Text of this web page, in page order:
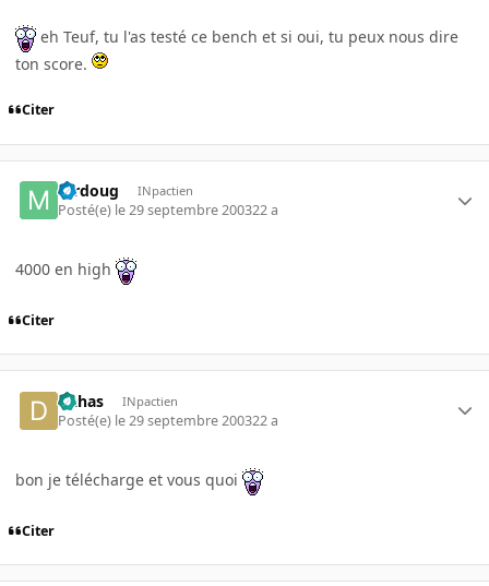
eh Teuf, tu l'as testé ce bench et si oui, tu peux nous dire
ton score.
Citer
mrdoug INpactien
Posté(e) le 29 septembre 200322 a
4000 en high
Citer
Dahas INpactien
Posté(e) le 29 septembre 200322 a
bon je télécharge et vous quoi
Citer